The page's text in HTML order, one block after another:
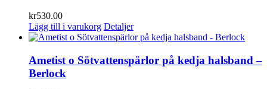
kr530.00
Lägg till i varukorg Detaljer
Ametist o Sötvattenspärlor på kedja halsband –
Berlock